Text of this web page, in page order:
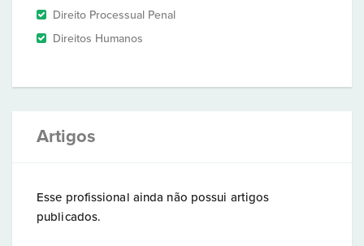
Direito Processual Penal
Direitos Humanos
Artigos
Esse profissional ainda não possui artigos
publicados.